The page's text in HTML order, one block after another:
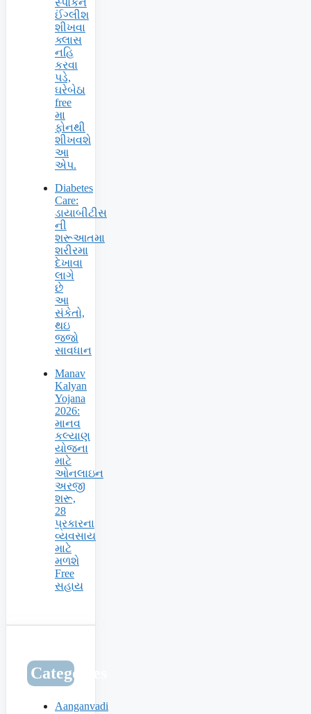
સ્પોકન
ઈંગ્લીશ
શીખવા
ક્લાસ
નહિ
કરવા
પડે,
ઘરેબેઠા
free
મા
ફોનથી
શીખવશે
આ
એપ.
Diabetes
Care:
ડાયાબીટીસ
ની
શરૂઆતમા
શરીરમા
દેખાવા
લાગે
છે
આ
સંકેતો,
થઇ
જજો
સાવધાન
Manav
Kalyan
Yojana
2026:
માનવ
કલ્યાણ
યોજના
માટે
ઓનલાઇન
અરજી
શરૂ,
28
પ્રકારના
વ્યવસાય
માટે
મળશે
Free
સહાય
Categories
Aanganvadi